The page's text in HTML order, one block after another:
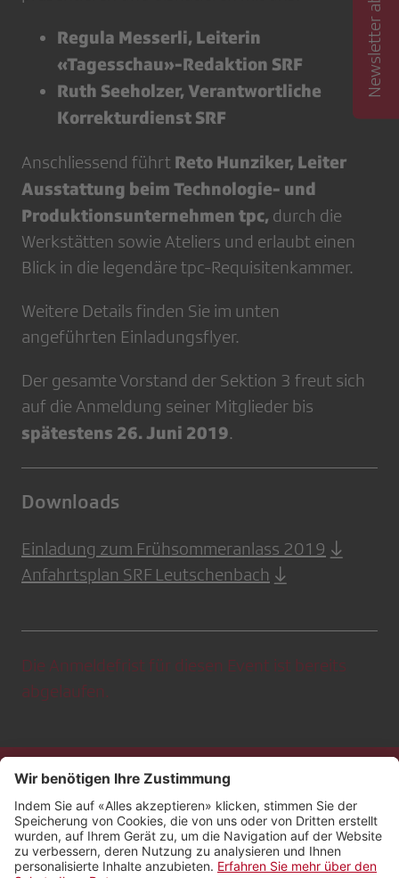
Regula Messerli, Leiterin
«Tagesschau»-Redaktion SRF
Ruth Seeholzer, Verantwortliche
Korrekturdienst SRF
Anschliessend führt Reto Hunziker, Leiter
Ausstattung beim Technologie- und
Produktionsunternehmen tpc, durch die
Werkstätten sowie Ateliers und erlaubt einen
Blick in die legendäre tpc-Requisitenkammer.
Weitere Details finden Sie im unten
angeführten Einladungsflyer.
Der gesamte Vorstand der Sektion 3 freut sich
auf die Anmeldung seiner Mitglieder bis
spätestens 26. Juni 2019.
Downloads
Einladung zum Frühsommeranlass 2019
Anfahrtsplan SRF Leutschenbach
Die Anmeldefrist für diesen Event ist bereits
abgelaufen.
Kontakt
Impressum
Rechtliches